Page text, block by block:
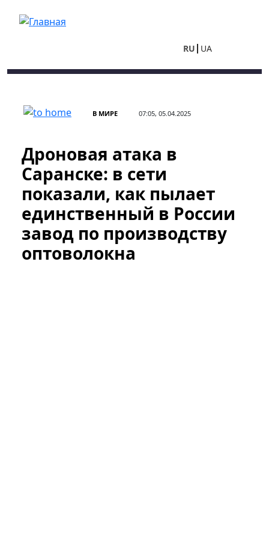
RU UA
В МИРЕ 07:05, 05.04.2025
Дроновая атака в
Саранске: в сети
показали, как пылает
единственный в России
завод по производству
оптоволокна